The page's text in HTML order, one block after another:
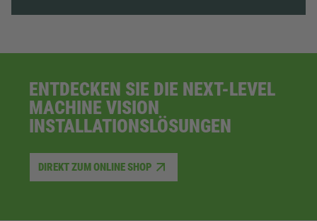
ENTDECKEN SIE DIE NEXT-LEVEL
MACHINE VISION
INSTALLATIONSLÖSUNGEN
DIREKT ZUM ONLINE SHOP